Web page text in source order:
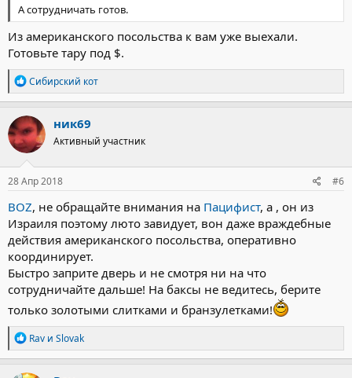
А сотрудничать готов.
Из американского посольства к вам уже выехали.
Готовьте тару под $.
Р
е
а
к
ц
и
и
:
Сибирский кот
ник69
Активный участник
28 Апр 2018 #6
BOZ, не обращайте внимания на Пацифист, а , он из
Израиля поэтому люто завидует, вон даже враждебные
действия американского посольства, оперативно
координирует.
Быстро заприте дверь и не смотря ни на что
сотрудничайте дальше! На баксы не ведитесь, берите
только золотыми слитками и бранзулетками!
Р
е
а
к
Rav и Slovak